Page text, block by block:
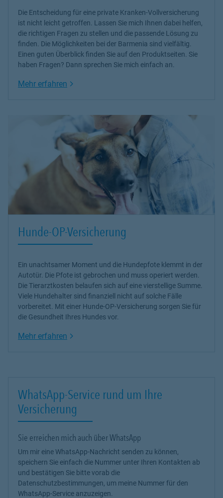
Die Entscheidung für eine private Kranken-Vollversicherung
ist nicht leicht getroffen. Lassen Sie mich Ihnen dabei helfen,
die richtigen Fragen zu stellen und die passende Lösung zu
finden. Die Möglichkeiten bei der Barmenia sind vielfältig.
Einen guten Überblick finden Sie auf den Produktseiten. Sie
haben Fragen? Dann sprechen Sie mich einfach an.
Mehr erfahren Link Opens in New Tab
Hunde-OP-Versicherung
Ein unachtsamer Moment und die Hundepfote klemmt in der
Autotür. Die Pfote ist gebrochen und muss operiert werden.
Die Tierarztkosten belaufen sich auf eine vierstellige Summe.
Viele Hundehalter sind finanziell nicht auf solche Fälle
vorbereitet. Mit einer Hunde-OP-Versicherung sorgen Sie für
die Gesundheit Ihres Hundes vor.
Mehr erfahren Link Opens in New Tab
WhatsApp-Service rund um Ihre
Versicherung
Sie erreichen mich auch über WhatsApp
Um mir eine WhatsApp-Nachricht senden zu können,
speichern Sie einfach die Nummer unter Ihren Kontakten ab
und bestätigen Sie bitte vorab die
Datenschutzbestimmungen, um meine Nummer für den
WhatsApp-Service anzuzeigen.